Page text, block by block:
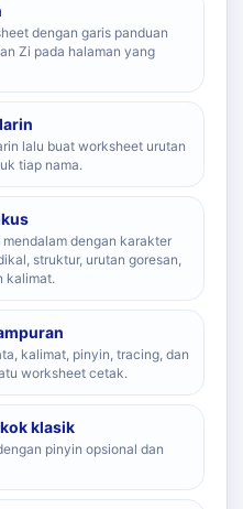
dengan garis panduan
Zi pada halaman yang
lalu buat worksheet urutan
tiap nama.
dengan karakter
struktur, urutan goresan,
kalimat.
kalimat, pinyin, tracing, dan
worksheet cetak.
klasik
pinyin opsional dan